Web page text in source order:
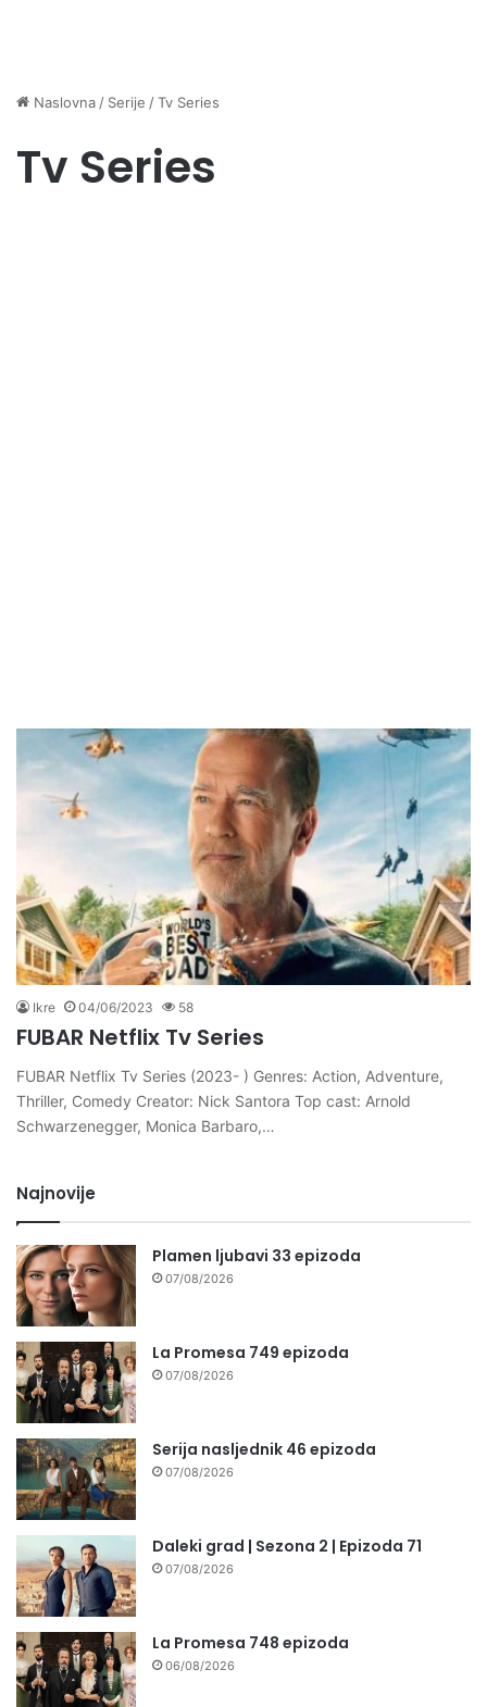
Naslovna / Serije /Tv Series
Tv Series
Ikre 04/06/2023 58
FUBAR Netflix Tv Series
FUBAR Netflix Tv Series (2023- ) Genres: Action, Adventure,
Thriller, Comedy Creator: Nick Santora Top cast: Arnold
Schwarzenegger, Monica Barbaro,…
Najnovije
Plamen ljubavi 33 epizoda
07/08/2026
La Promesa 749 epizoda
07/08/2026
Serija nasljednik 46 epizoda
07/08/2026
Daleki grad | Sezona 2 | Epizoda 71
07/08/2026
La Promesa 748 epizoda
06/08/2026